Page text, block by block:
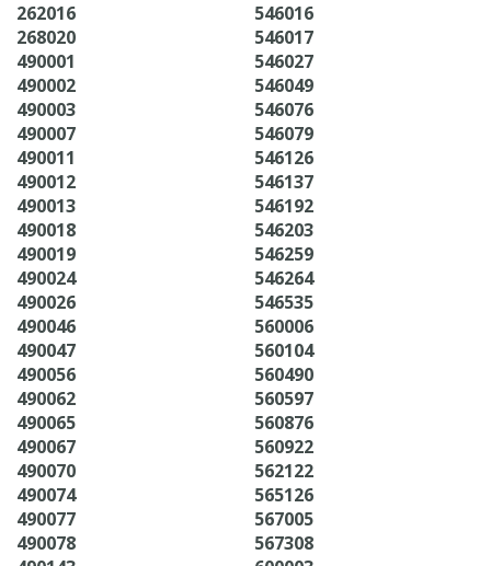
262016
268020
490001
490002
490003
490007
490011
490012
490013
490018
490019
490024
490026
490046
490047
490056
490062
490065
490067
490070
490074
490077
490078
546016
546017
546027
546049
546076
546079
546126
546137
546192
546203
546259
546264
546535
560006
560104
560490
560597
560876
560922
562122
565126
567005
567308